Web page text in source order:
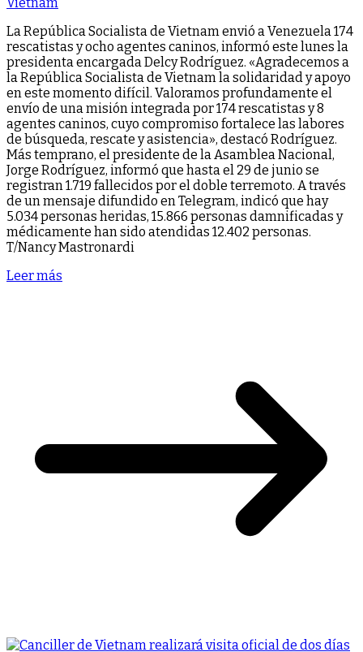
La República Socialista de Vietnam envió a Venezuela 174
rescatistas y ocho agentes caninos, informó este lunes la
presidenta encargada Delcy Rodríguez. «Agradecemos a
la República Socialista de Vietnam la solidaridad y apoyo
en este momento difícil. Valoramos profundamente el
envío de una misión integrada por 174 rescatistas y 8
agentes caninos, cuyo compromiso fortalece las labores
de búsqueda, rescate y asistencia», destacó Rodríguez.
Más temprano, el presidente de la Asamblea Nacional,
Jorge Rodríguez, informó que hasta el 29 de junio se
registran 1.719 fallecidos por el doble terremoto. A través
de un mensaje difundido en Telegram, indicó que hay
5.034 personas heridas, 15.866 personas damnificadas y
médicamente han sido atendidas 12.402 personas.
T/Nancy Mastronardi
Leer más